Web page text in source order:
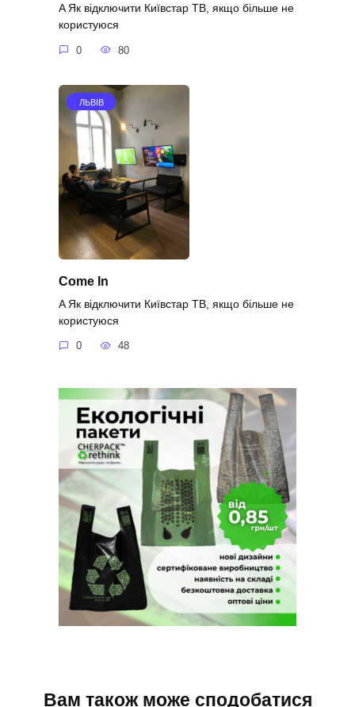
A Як відключити Київстар ТВ, якщо більше не
користуюся
0 80
ЛЬВІВ
Come In
A Як відключити Київстар ТВ, якщо більше не
користуюся
0 48
Вам також може сподобатися